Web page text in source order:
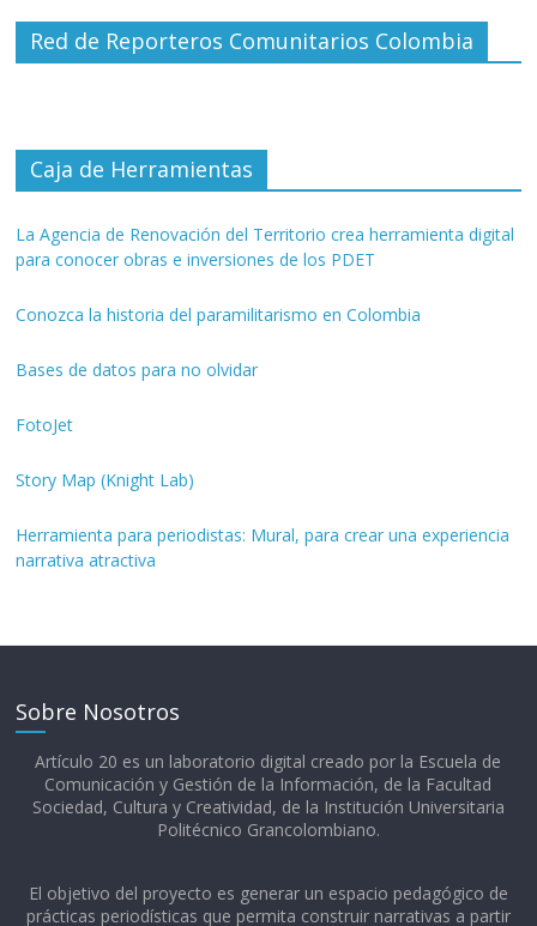
Red de Reporteros Comunitarios Colombia
Caja de Herramientas
La Agencia de Renovación del Territorio crea herramienta digital
para conocer obras e inversiones de los PDET
Conozca la historia del paramilitarismo en Colombia
Bases de datos para no olvidar
FotoJet
Story Map (Knight Lab)
Herramienta para periodistas: Mural, para crear una experiencia
narrativa atractiva
Sobre Nosotros
Artículo 20 es un laboratorio digital creado por la Escuela de
Comunicación y Gestión de la Información, de la Facultad
Sociedad, Cultura y Creatividad, de la Institución Universitaria
Politécnico Grancolombiano.​
El objetivo del proyecto es generar un espacio pedagógico de
prácticas periodísticas que permita construir narrativas a partir